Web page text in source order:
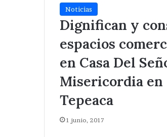
Noticias
Dignifican y
espacios
en Casa Del
Misericordia en
Tepeaca
1 junio, 2017